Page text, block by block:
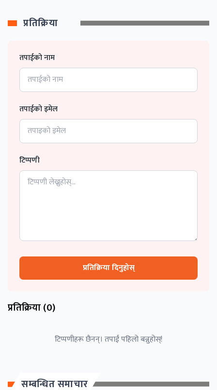
प्रतिक्रिया
तपाईको नाम
तपाईको इमेल
टिप्पणी
प्रतिक्रिया दिनुहोस्
प्रतिक्रिया (0)
टिप्पणीहरू छैनन्। तपाईं पहिलो बन्नुहोस्!
सम्बन्धित समाचार